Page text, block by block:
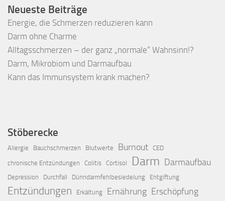
Neueste Beiträge
Energie, die Schmerzen reduzieren kann
Darm ohne Charme
Alltagsschmerzen – der ganz „normale“ Wahnsinn!?
Darm, Mikrobiom und Darmaufbau
Kann das Immunsystem krank machen?
Stöberecke
Allergie Bauchschmerzen Blutwerte Burnout
CED
chronische Entzündungen
Colitis Cortisol Darm Darmaufbau
Depression Durchfall Dünndarmfehlbesiedelung Entgiftung
Entzündungen Erkältung Ernährung Erschöpfung